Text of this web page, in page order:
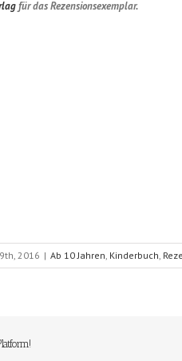
für das Rezensionsexemplar.
2016 | Ab 10 Jahren Kinderbuch